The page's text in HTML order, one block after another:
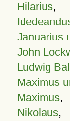
Hilarius,
Januarius
John
Ludwig
Maximus
Maximus,
Nikolaus,